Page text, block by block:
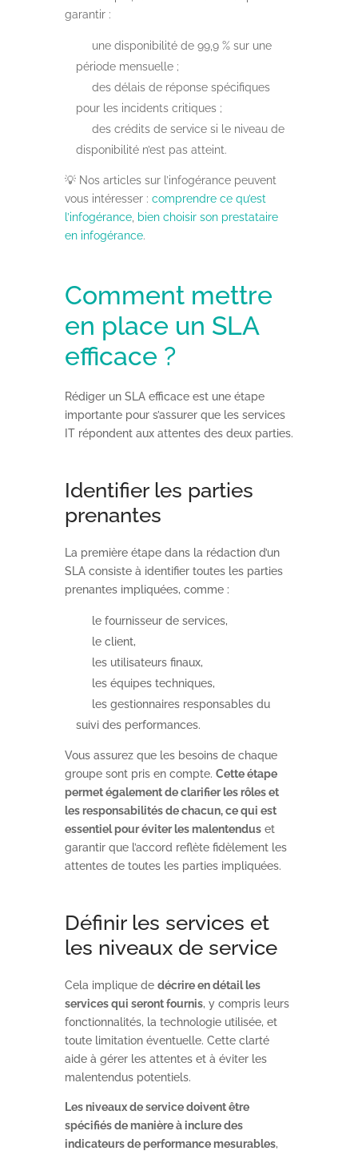
garantir :
une disponibilité de 99,9 % sur une
période mensuelle ;
des délais de réponse spécifiques
pour les incidents critiques ;
des crédits de service si le niveau de
disponibilité n’est pas atteint.
💡 Nos articles sur l’infogérance peuvent
vous intéresser : comprendre ce qu’est
l’infogérance, bien choisir son prestataire
en infogérance.
Comment mettre
en place un SLA
efficace ?
Rédiger un SLA efficace est une étape
importante pour s’assurer que les services
IT répondent aux attentes des deux parties.
Identifier les parties
prenantes
La première étape dans la rédaction d’un
SLA consiste à identifier toutes les parties
prenantes impliquées, comme :
le fournisseur de services,
le client,
les utilisateurs finaux,
les équipes techniques,
les gestionnaires responsables du
suivi des performances.
Vous assurez que les besoins de chaque
groupe sont pris en compte. Cette étape
permet également de clarifier les rôles et
les responsabilités de chacun, ce qui est
essentiel pour éviter les malentenduset
garantir que l’accord reflète fidèlement les
attentes de toutes les parties impliquées.
Définir les services et
les niveaux de service
Cela implique de décrire en détail les
services qui seront fournis, y compris leurs
fonctionnalités, la technologie utilisée, et
toute limitation éventuelle. Cette clarté
aide à gérer les attentes et à éviter les
malentendus potentiels.
Les niveaux de service doivent être
spécifiés de manière à inclure des
indicateurs de performance mesurables,